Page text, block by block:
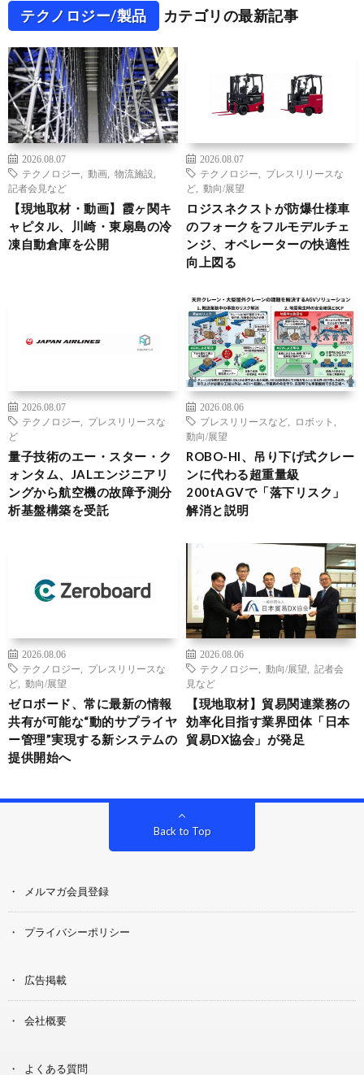
テクノロジー/製品 カテゴリの最新記事
2026.08.07
テクノロジー
動画 物流施設
記者会見など
【現地取材・動画】霞ヶ関キ
ャピタル、川崎・東扇島の冷
凍自動倉庫を公開
2026.08.07
テクノロジー
プレスリリースな
ど
動向/展望
ロジスネクストが防爆仕様車
のフォークをフルモデルチェ
ンジ、オペレーターの快適性
向上図る
2026.08.07
テクノロジー
プレスリリースな
ど
量子技術のエー・スター・ク
ォンタム、JALエンジニアリ
ングから航空機の故障予測分
析基盤構築を受託
2026.08.06
プレスリリースなど
ロボット
動向/展望
ROBO-HI、吊り下げ式クレー
ンに代わる超重量級
200tAGVで「落下リスク」
解消と説明
2026.08.06
テクノロジー
プレスリリースな
ど
動向/展望
ゼロボード、常に最新の情報
共有が可能な“動的サプライヤ
ー管理”実現する新システムの
提供開始へ
2026.08.06
テクノロジー
動向/展望
記者会
見など
【現地取材】貿易関連業務の
効率化目指す業界団体「日本
貿易DX協会」が発足
Back to Top
メルマガ会員登録
プライバシーポリシー
広告掲載
会社概要
よくある質問